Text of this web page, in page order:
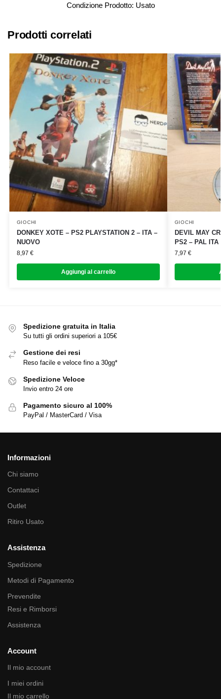
Condizione Prodotto: Usato
Prodotti correlati
GIOCHI
DONKEY XOTE – PS2 PLAYSTATION 2 – ITA –
NUOVO
8,97 €
Aggiungi al carrello
GIOCHI
DEVIL MAY
PS2 – PAL ITA
7,97 €
Spedizione gratuita in Italia
Su tutti gli ordini superiori a 105€
Gestione dei resi
Reso facile e veloce fino a 30gg*
Spedizione Veloce
Invio entro 24 ore
Pagamento sicuro al 100%
PayPal / MasterCard / Visa
Informazioni
Chi siamo
Contattaci
Outlet
Ritiro Usato
Assistenza
Spedizione
Metodi di Pagamento
Prevendite
Resi e Rimborsi
Assistenza
Account
Il mio account
I miei ordini
Il mio carrello